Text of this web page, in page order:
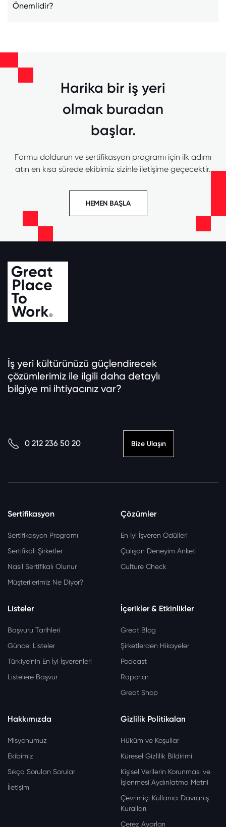
Önemlidir?
Harika bir iş yeri
olmak buradan
başlar.
Formu doldurun ve sertifikasyon programı için ilk adımı
atın en kısa sürede ekibimiz sizinle iletişime geçecektir.
HEMEN BAŞLA
İş yeri kültürünüzü güçlendirecek
çözümlerimiz ile ilgili daha detaylı
bilgiye mi ihtiyacınız var?
0 212 236 50 20 Bize Ulaşın
Sertifikasyon
Sertifikasyon Programı
Sertifikalı Şirketler
Nasıl Sertifikalı Olunur
Müşterilerimiz Ne Diyor?
Çözümler
En İyi İşveren Ödülleri
Çalışan Deneyim Anketi
Culture Check
Listeler
Başvuru Tarihleri
Güncel Listeler
Türkiye’nin En İyi İşverenleri
Listelere Başvur
İçerikler & Etkinlikler
Great Blog
Şirketlerden Hikayeler
Podcast
Raporlar
Great Shop
Hakkımızda
Misyonumuz
Ekibimiz
Sıkça Sorulan Sorular
İletişim
Gizlilik Politikaları
Hüküm ve Koşullar
Küresel Gizlilik Bildirimi
Kişisel Verilerin Korunması ve
İşlenmesi Aydınlatma Metni
Çevrimiçi Kullanıcı Davranış
Kuralları
Çerez Ayarları